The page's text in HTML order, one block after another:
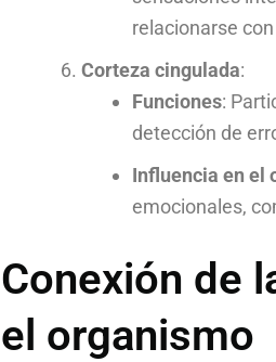
relacionarse
Corteza cingulada:
Funciones:
detección de
Influencia en el
emocionales,
Conexión de
el organismo